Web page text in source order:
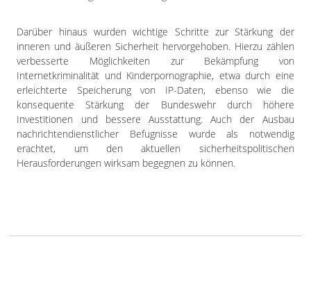
Darüber hinaus wurden wichtige Schritte zur Stärkung der
inneren und äußeren Sicherheit hervorgehoben. Hierzu zählen
verbesserte Möglichkeiten zur Bekämpfung von
Internetkriminalität und Kinderpornographie, etwa durch eine
erleichterte Speicherung von IP-Daten, ebenso wie die
konsequente Stärkung der Bundeswehr durch höhere
Investitionen und bessere Ausstattung. Auch der Ausbau
nachrichtendienstlicher Befugnisse wurde als notwendig
erachtet, um den aktuellen sicherheitspolitischen
Herausforderungen wirksam begegnen zu können.